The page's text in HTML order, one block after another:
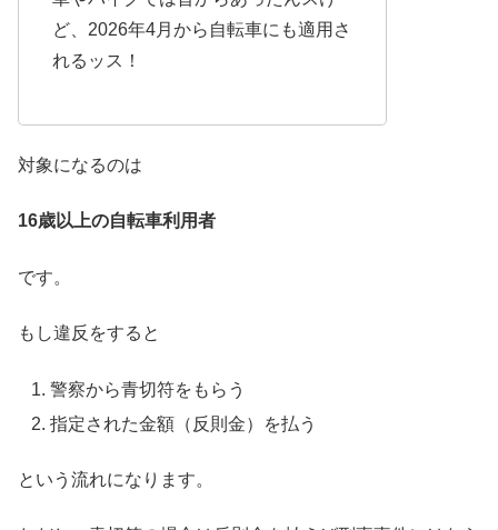
ど、2026年4月から自転車にも適用さ
れるッス！
対象になるのは
16歳以上の自転車利用者
です。
もし違反をすると
警察から青切符をもらう
指定された金額（反則金）を払う
という流れになります。